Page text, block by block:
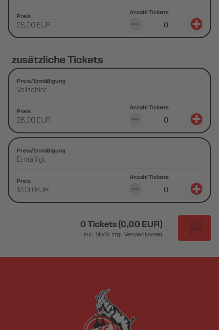
Preis
26,00 EUR
Anzahl Tickets
zusätzliche Tickets
Preis/Ermäßigung
Vollzahler
Preis
26,00 EUR
Anzahl Tickets
Preis/Ermäßigung
Ermäßigt
Preis
12,00 EUR
Anzahl Tickets
0 Tickets(0,00 EUR)
inkl. MwSt. zzgl. Versandkosten